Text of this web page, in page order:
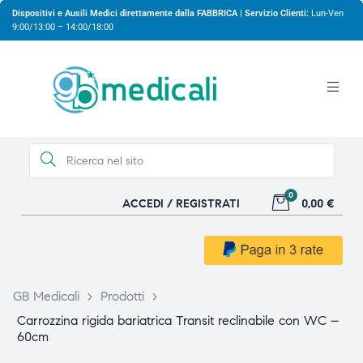
Dispositivi e Ausili Medici direttamente dalla FABBRICA | Servizio Clienti: Lun-Ven
9:00/13:00 – 14:00/18:00
ACCEDI / REGISTRATI
0
0,00 €
GB Medicali > Prodotti
>
Carrozzina rigida bariatrica Transit reclinabile con WC –
60cm